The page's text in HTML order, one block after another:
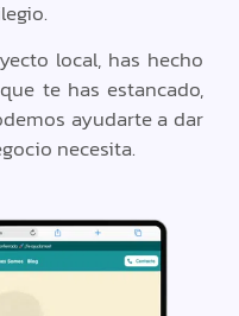
local, has hecho
te has estancado,
ayudarte a dar
necesita.